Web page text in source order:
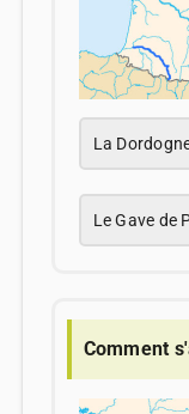
La
Le Gave de
Comment